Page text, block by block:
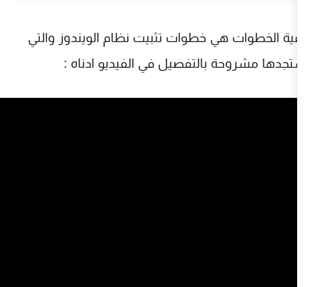
خطوات تثبيت نظام الويندوز والتي
في الفيديو ادناه :